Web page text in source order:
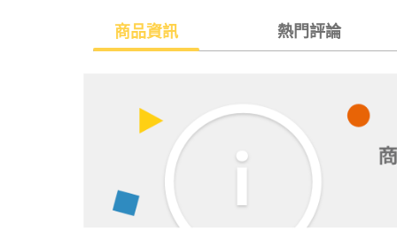
商品資訊 熱門評論